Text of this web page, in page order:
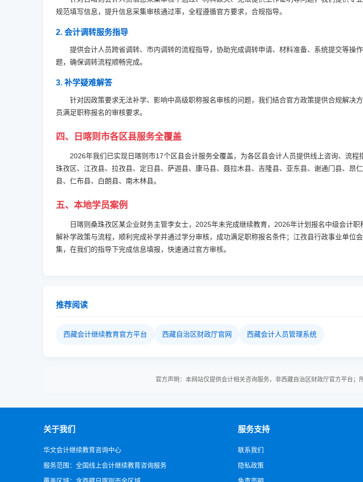
规范填写信息，提升信息采集审核通过率，全程遵循官方要求，合规指导。
2. 会计调转服务指导
提供会计人员跨省调转、市内调转的流程指导，协助完成调转申请、材料准备、系统提交等操
题，确保调转流程顺畅完成。
3. 补学疑难解答
针对因政策要求无法补学、影响中高级职称报名审核的问题，我们结合官方政策提供合规解决
员满足职称报名的审核要求。
四、日喀则市各区县服务全覆盖
2026年我们已实现日喀则市17个区县会计服务全覆盖，为各区县会计人员提供线上咨询、流程
珠孜区、江孜县、拉孜县、定日县、萨迦县、康马县、聂拉木县、吉隆县、亚东县、谢通门县、昂
县、仁布县、白朗县、南木林县。
五、本地学员案例
日喀则桑珠孜区某企业财务主管李女士，2025年未完成继续教育，2026年计划报名中级会计职
解补学政策与流程，顺利完成补学并通过学分审核，成功满足职称报名条件；江孜县行政事业单位
集，在我们的指导下完成信息填报，快速通过官方审核。
推荐阅读
西藏会计继续教育官方平台 西藏自治区财政厅官网 西藏会计人员管理系统
官方声明：本网站仅提供会计相关咨询服务，非西藏自治区财政厅官方平台；
关于我们
华文会计继续教育咨询中心
服务范围：全国线上会计继续教育咨询服务
服务支持
联系我们
隐私政策